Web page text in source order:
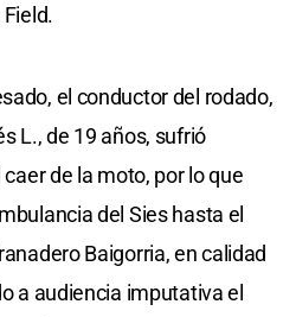
el conductor del rodado,
L., de 19 años, sufrió
de la moto, por lo que
del Sies hasta el
Baigorria, en calidad
a audiencia imputativa el